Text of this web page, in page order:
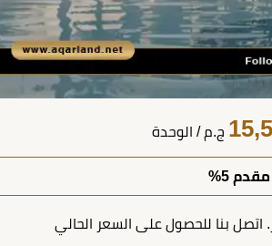
ج.م / الوحدة
مقدم 5%
اتصل بنا للحصول على السعر الحالي